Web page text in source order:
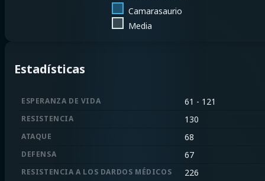
Camarasaurio
Media
Estadísticas
ESPERANZA DE VIDA 61 - 121
RESISTENCIA 130
ATAQUE 68
DEFENSA 67
RESISTENCIA A LOS DARDOS MÉDICOS 226